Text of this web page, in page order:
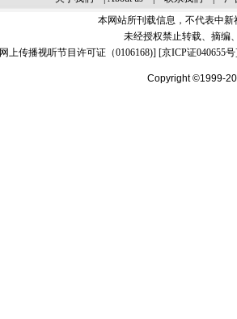
本网站所刊载信息，不代表中
未经授权禁止转载、摘编
网上传播视听节目许可证（0106168)] [京ICP证040655号
Copyright ©1999-